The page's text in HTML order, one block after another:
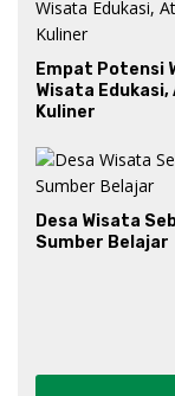
Empat Potensi
Wisata
Kuliner
Desa Wisata
Sumber Belajar